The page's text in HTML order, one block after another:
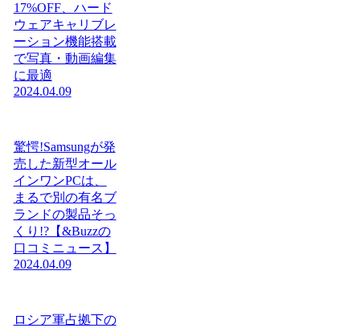
17%OFF、ハード
ウェアキャリブレ
ーション機能搭載
で写真・動画編集
に最適
2024.04.09
驚愕!Samsungが発
売した新型オール
インワンPCは、
まるで別の有名ブ
ランドの製品そっ
くり!?【&Buzzの
口コミニュース】
2024.04.09
ロシア軍占拠下の